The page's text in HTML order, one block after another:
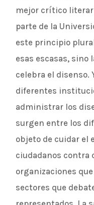
mejor crítico
parte de la
este principio
esas escasas,
celebra el disenso.
diferentes
administrar los
surgen entre los
objeto de cuidar el
ciudadanos contra
organizaciones
sectores que